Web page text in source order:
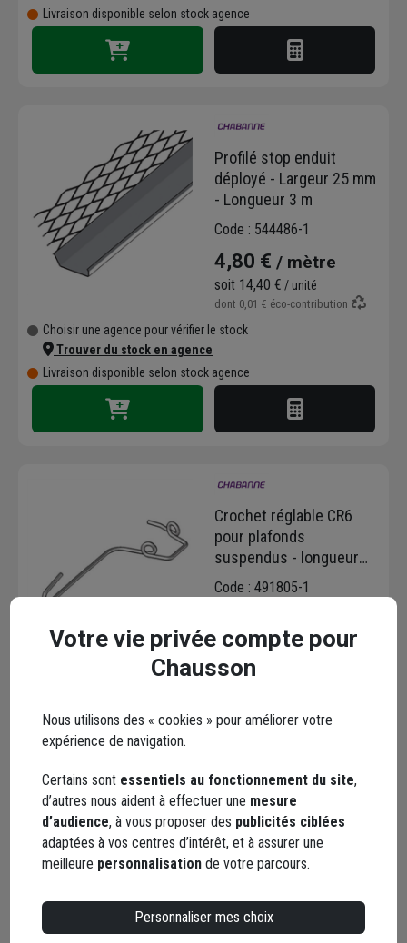
Livraison disponible selon stock agence
Profilé stop enduit
déployé - Largeur 25 mm
- Longueur 3 m
Code : 544486-1
4,80 € / mètre
soit 14,40 € / unité
dont 0,01 € éco-contribution
Choisir une agence pour vérifier le stock
Trouver du stock en agence
Livraison disponible selon stock agence
Crochet réglable CR6
pour plafonds
suspendus - longueur
100,0 MM - 100 pièces
Code : 491805-1
dont0,01 € éco-contribution
Choisir une agence pour vérifier le stock
Protège angle en
plastique pour arête de
plâtre - 25,0 MM x 25,0
MM - 2,50 M
Code : 87729-1
Votre vie privée compte pour
Chausson
Nous utilisons des « cookies » pour améliorer votre
expérience de navigation.
Certains sont essentiels au fonctionnement du site,
d’autres nous aident à effectuer une mesure
d’audience, à vous proposer des publicités ciblées
adaptées à vos centres d’intérêt, et à assurer une
meilleure personnalisation de votre parcours.
Personnaliser mes choix